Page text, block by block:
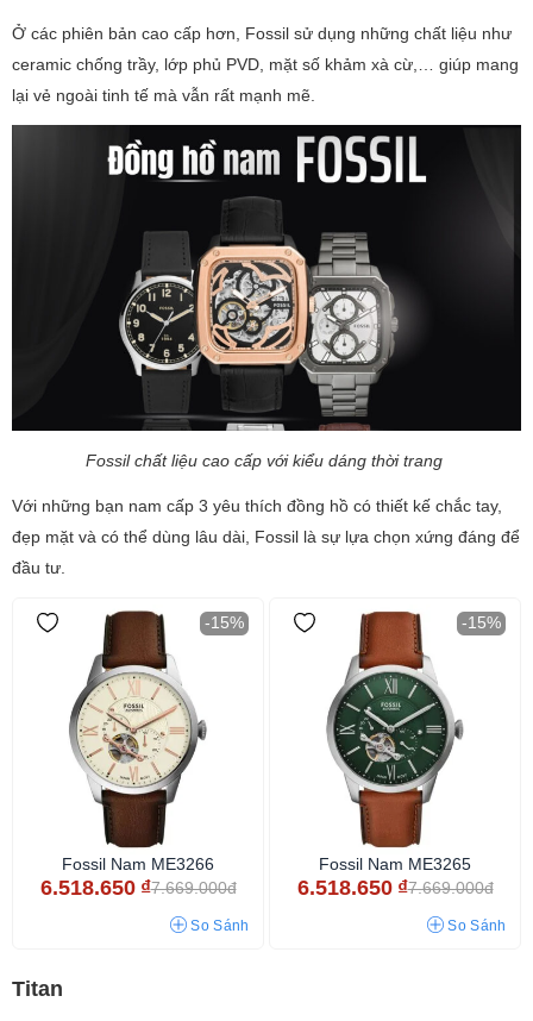
Ở các phiên bản cao cấp hơn, Fossil sử dụng những chất liệu như
ceramic chống trầy, lớp phủ PVD, mặt số khảm xà cừ,… giúp mang
lại vẻ ngoài tinh tế mà vẫn rất mạnh mẽ.
Fossil chất liệu cao cấp với kiểu dáng thời trang
Với những bạn nam cấp 3 yêu thích đồng hồ có thiết kế chắc tay,
đẹp mặt và có thể dùng lâu dài, Fossil là sự lựa chọn xứng đáng để
đầu tư.
-15%
Fossil Nam ME3266
6.518.650 ₫7.669.000đ
So Sánh
-15%
Fossil Nam ME3265
6.518.650 ₫7.669.000đ
So Sánh
Titan